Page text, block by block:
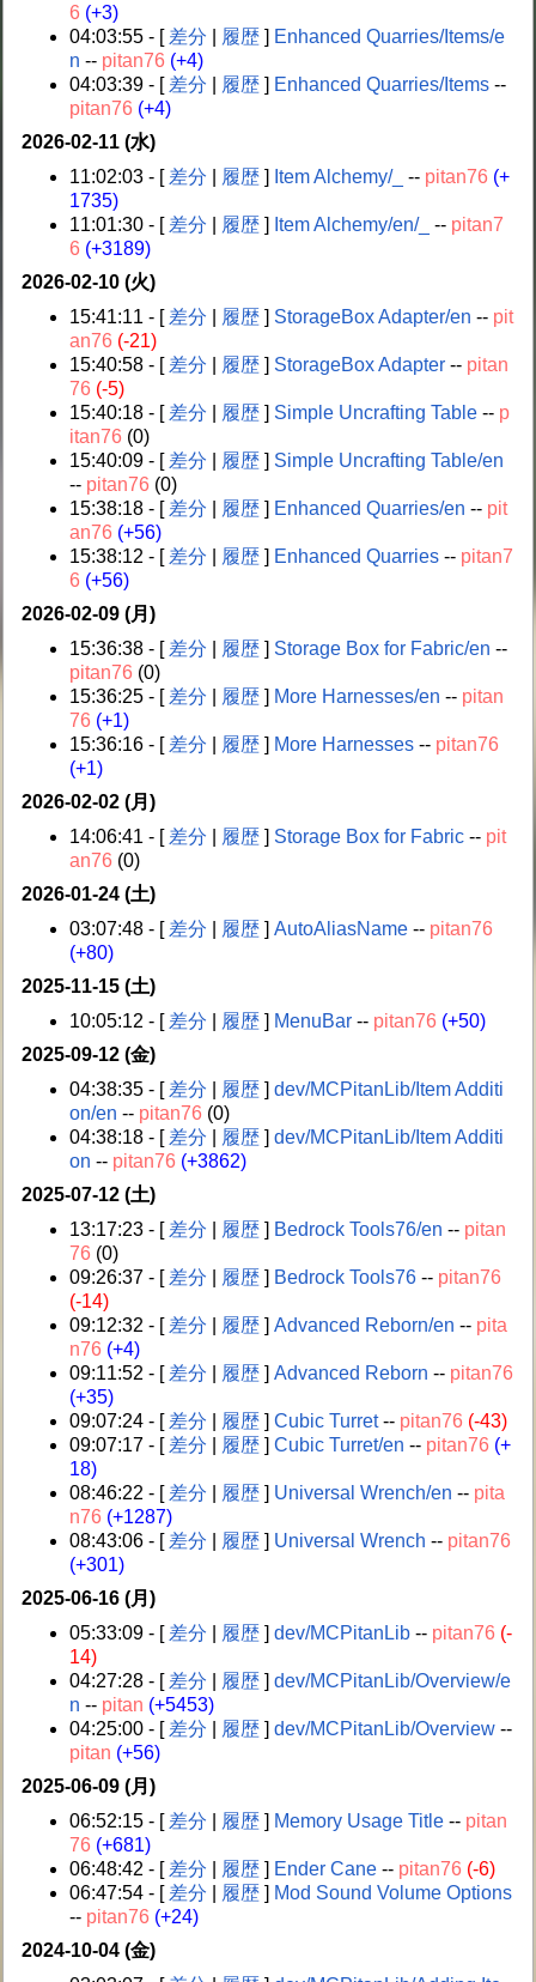
6 (+3)
04:03:55 - [ 差分 履歴 ] Enhanced Quarries/Items/e
n -- pitan76 (+4)
04:03:39 - [ 差分 履歴 ] Enhanced Quarries/Items --
pitan76 (+4)
2026-02-11 (水)
11:02:03 - [ 差分 履歴 ] Item Alchemy/_ -- pitan76 (+
1735)
11:01:30 - [ 差分 履歴 ] Item Alchemy/en/_ -- pitan7
6 (+3189)
2026-02-10 (火)
15:41:11 - [ 差分 履歴 ] StorageBox Adapter/en -- pit
an76 (-21)
15:40:58 - [ 差分 履歴 ] StorageBox Adapter -- pitan
76 (-5)
15:40:18 - [ 差分 履歴 ] Simple Uncrafting Table -- p
itan76 (0)
15:40:09 - [ 差分 履歴 ] Simple Uncrafting Table/en
-- pitan76 (0)
15:38:18 - [ 差分 履歴 ] Enhanced Quarries/en -- pit
an76 (+56)
15:38:12 - [ 差分 履歴 ] Enhanced Quarries -- pitan7
6 (+56)
2026-02-09 (月)
15:36:38 - [ 差分 履歴 ] Storage Box for Fabric/en --
pitan76 (0)
15:36:25 - [ 差分 履歴 ] More Harnesses/en -- pitan
76 (+1)
15:36:16 - [ 差分 履歴 ] More Harnesses -- pitan76
(+1)
2026-02-02 (月)
14:06:41 - [ 差分 履歴 ] Storage Box for Fabric -- pit
an76 (0)
2026-01-24 (土)
03:07:48 - [ 差分 履歴 ]AutoAliasName -- pitan76
(+80)
2025-11-15 (土)
10:05:12 - [ 差分 履歴 ] MenuBar -- pitan76 (+50)
2025-09-12 (金)
04:38:35 - [ 差分 履歴 ]dev/MCPitanLib/Item Additi
on/en -- pitan76 (0)
04:38:18 - [ 差分 履歴 ]dev/MCPitanLib/Item Additi
on -- pitan76 (+3862)
2025-07-12 (土)
13:17:23 - [ 差分 履歴 ] Bedrock Tools76/en -- pitan
76 (0)
09:26:37 - [ 差分 履歴 ] Bedrock Tools76 -- pitan76
(-14)
09:12:32 - [ 差分 履歴 ]Advanced Reborn/en -- pita
n76 (+4)
09:11:52 - [ 差分 履歴 ]Advanced Reborn -- pitan76
(+35)
09:07:24 - [ 差分 履歴 ]Cubic Turret-- pitan76 (-43)
09:07:17 - [ 差分 履歴 ]Cubic Turret/en -- pitan76 (+
18)
08:46:22 - [ 差分 履歴 ] Universal Wrench/en -- pita
n76 (+1287)
08:43:06 - [ 差分 履歴 ] Universal Wrench -- pitan76
(+301)
2025-06-16 (月)
05:33:09 - [ 差分 履歴 ]dev/MCPitanLib -- pitan76 (-
14)
04:27:28 - [ 差分 履歴 ]dev/MCPitanLib/Overview/e
n -- pitan (+5453)
04:25:00 - [ 差分 履歴 ]dev/MCPitanLib/Overview --
pitan (+56)
2025-06-09 (月)
06:52:15 - [ 差分 履歴 ] Memory Usage Title -- pitan
76 (+681)
06:48:42 - [ 差分 履歴 ] Ender Cane -- pitan76 (-6)
06:47:54 - [ 差分 履歴 ] Mod Sound Volume Options
-- pitan76 (+24)
2024-10-04 (金)